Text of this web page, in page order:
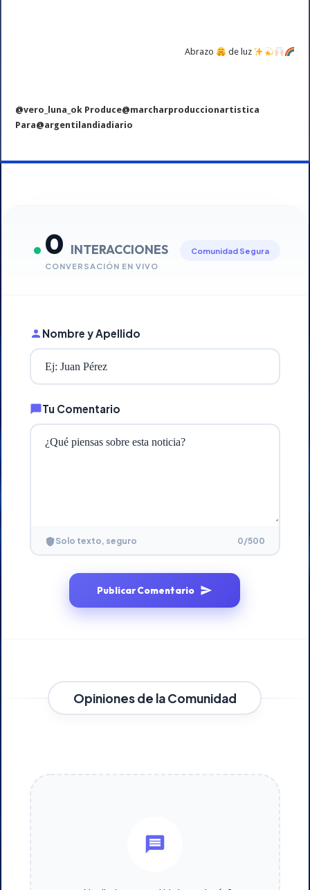
Abrazo de luz
@vero_luna_ok Produce@marcharproduccionartistica
Para@argentilandiadiario
0 INTERACCIONES
CONVERSACIÓN EN VIVO
Comunidad Segura
Nombre y Apellido
Tu Comentario
Solo texto, seguro 0/500
Publicar Comentario
Opiniones de la Comunidad